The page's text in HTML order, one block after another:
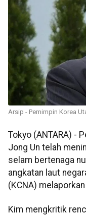
Arsip - Pemimpin Korea
Tokyo (ANTARA) -
Jong Un telah
selam bertenaga
angkatan laut
(KCNA)
Kim mengkritik